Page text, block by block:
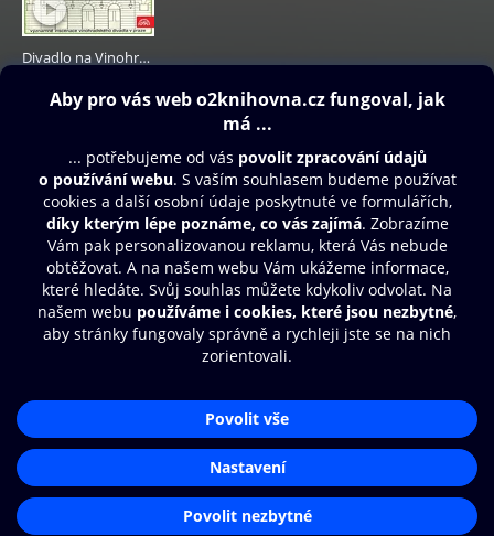
Divadlo na Vinohradech
139 Kč
Obsah ke stažení
Moje O2 Knihovna
Další zábava
© O2 Czech Republic a.s.
Přístupnost
Zásady zpracování osobních údajů
Nastavení cookies
Aplikace O2 Knihovna
Čti a poslouchej své e-knihy a
audioknihy rychleji a pohodlněji.